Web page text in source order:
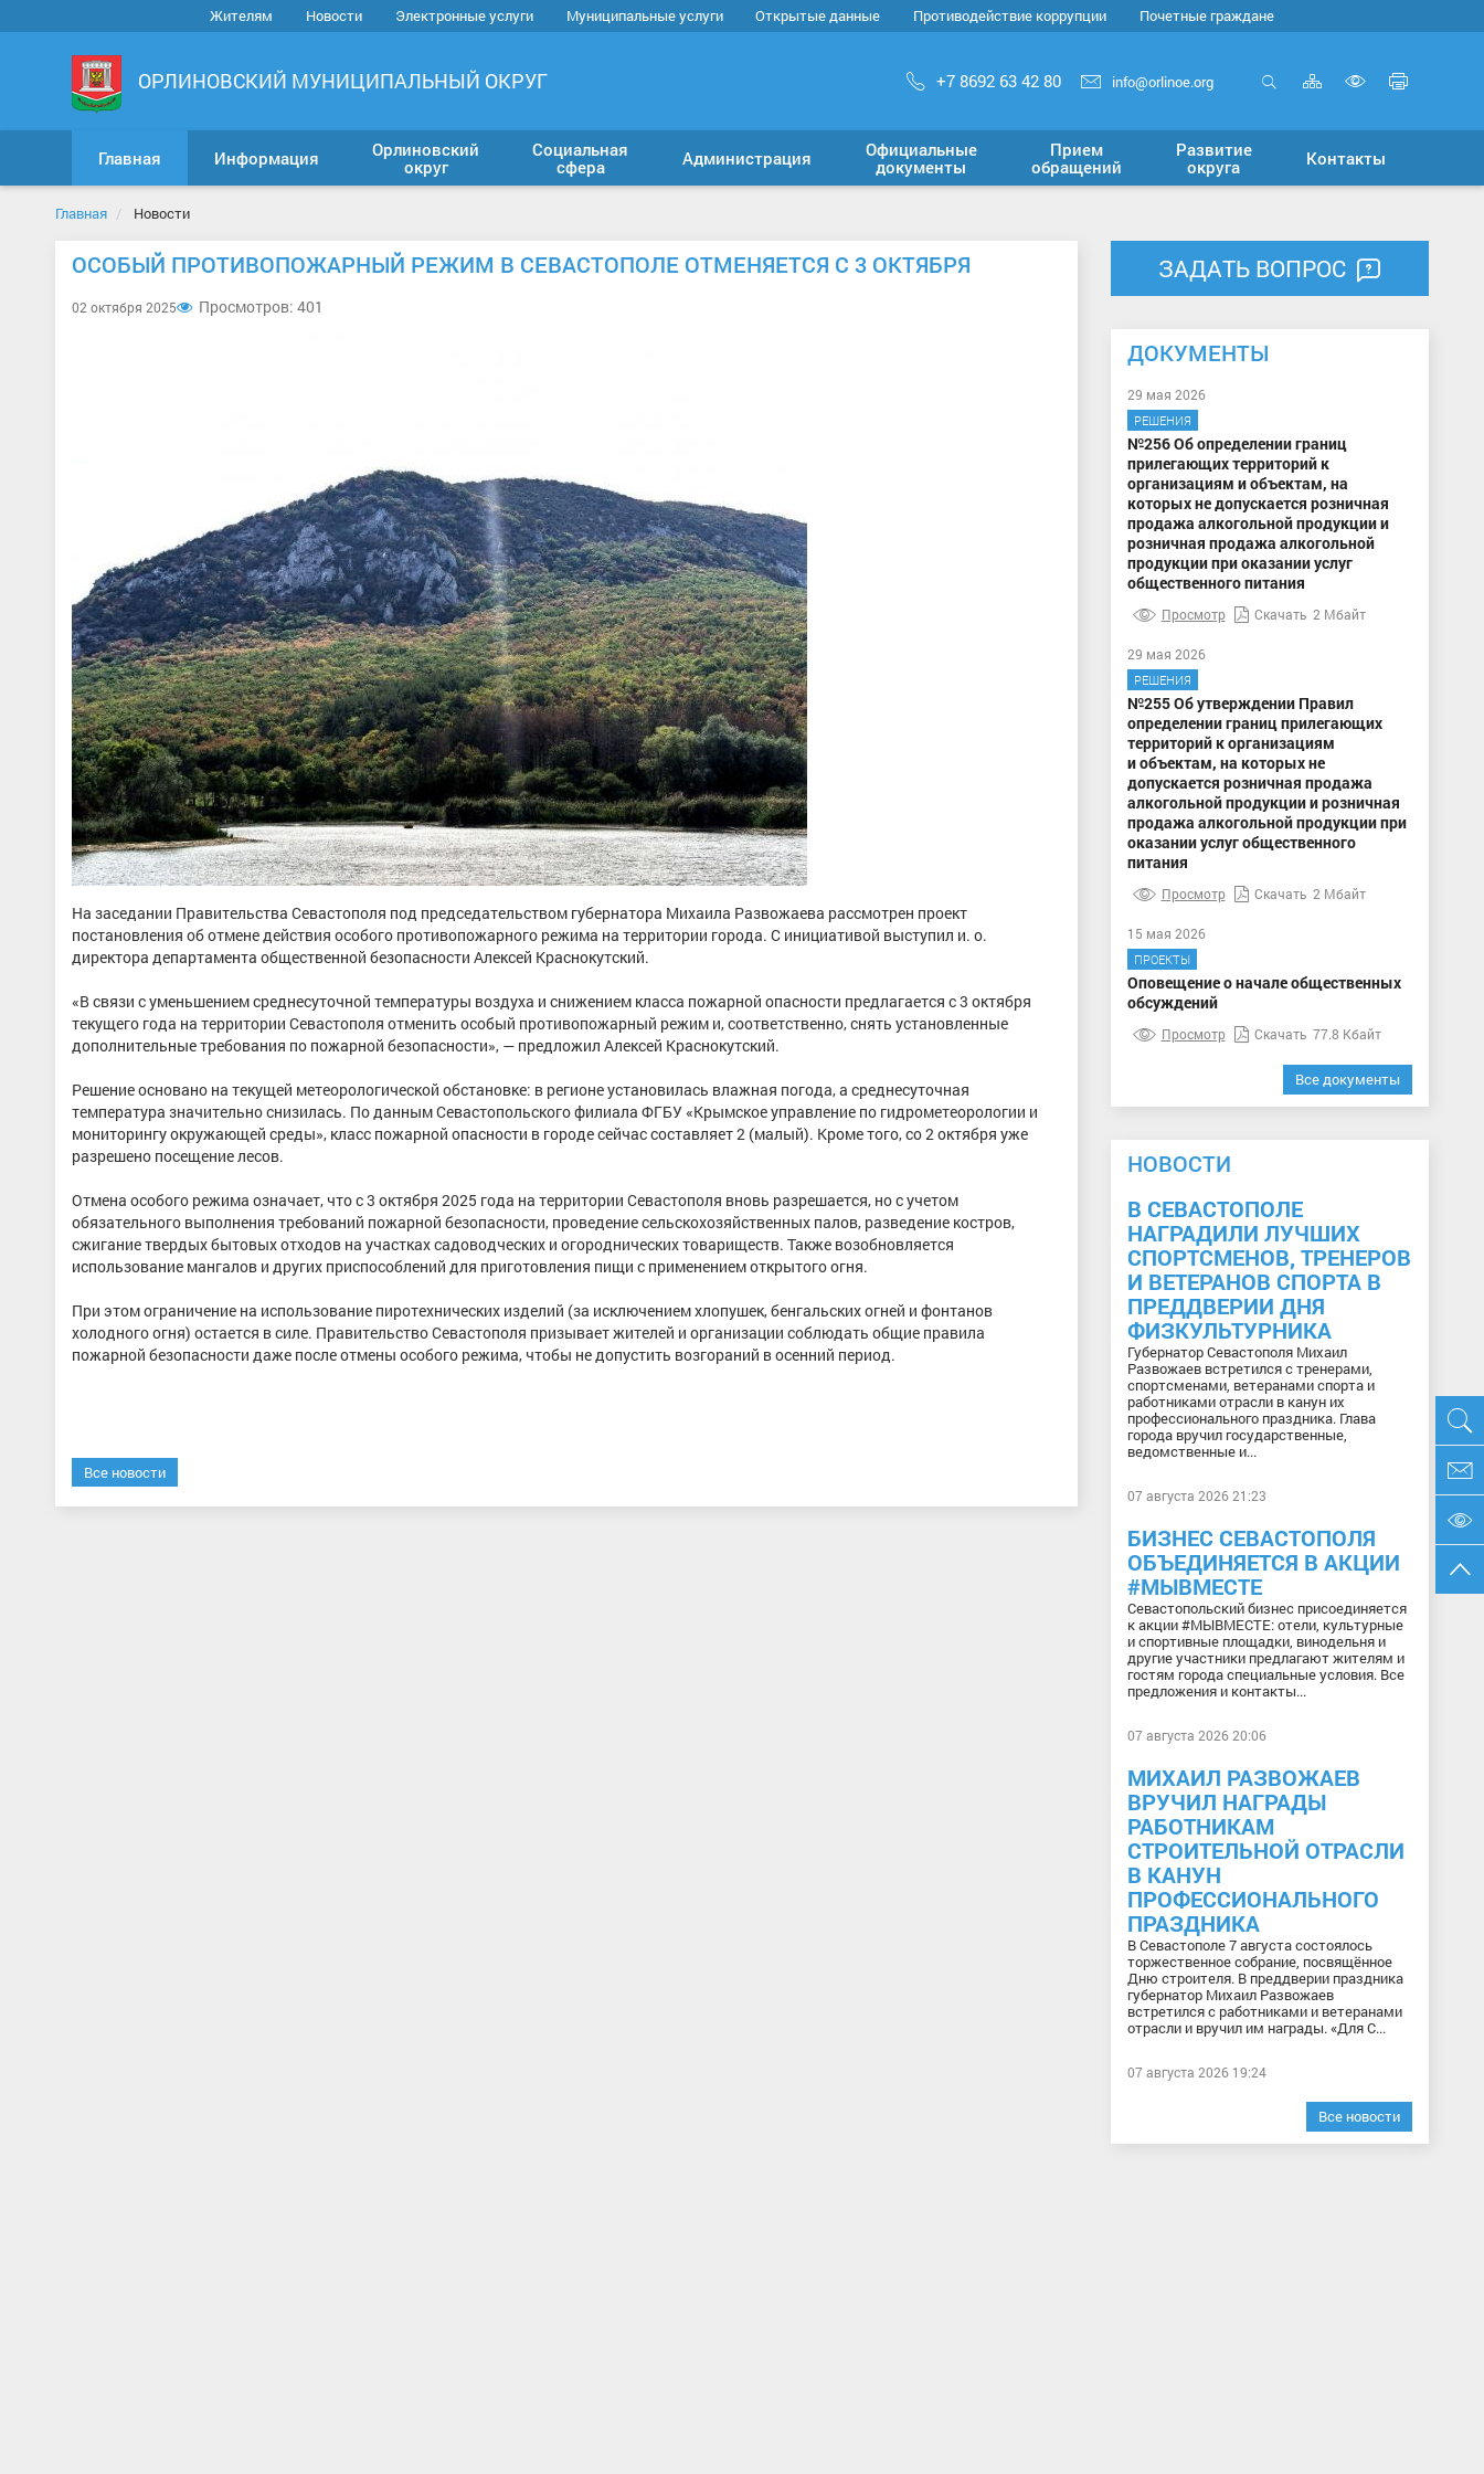
Жителям Новости Электронные услуги Муниципальные услуги Открытые данные Противодействие коррупции Почетные граждане
ОРЛИНОВСКИЙ МУНИЦИПАЛЬНЫЙ ОКРУГ +7 8692 63 42 80 info@orlinoe.org Карта
сайта
версию
для
Главная Информация
Орлиновский
округ
Социальная
сфера
Администрация
Официальные
документы
Прием
обращений
Развитие
округа
Контакты
Главная Новости
ОСОБЫЙ ПРОТИВОПОЖАРНЫЙ РЕЖИМ В СЕВАСТОПОЛЕ ОТМЕНЯЕТСЯ С 3 ОКТЯБРЯ
02 октября 2025 Просмотров: 401
На заседании Правительства Севастополя под председательством губернатора Михаила Развожаева рассмотрен проект
постановления об отмене действия особого противопожарного режима на территории города. С инициативой выступил и. о.
директора департамента общественной безопасности Алексей Краснокутский.
«В связи с уменьшением среднесуточной температуры воздуха и снижением класса пожарной опасности предлагается с 3 октября
текущего года на территории Севастополя отменить особый противопожарный режим и, соответственно, снять установленные
дополнительные требования по пожарной безопасности», — предложил Алексей Краснокутский.
Решение основано на текущей метеорологической обстановке: в регионе установилась влажная погода, а среднесуточная
температура значительно снизилась. По данным Севастопольского филиала ФГБУ «Крымское управление по гидрометеорологии и
мониторингу окружающей среды», класс пожарной опасности в городе сейчас составляет 2 (малый). Кроме того, со 2 октября уже
разрешено посещение лесов.
Отмена особого режима означает, что с 3 октября 2025 года на территории Севастополя вновь разрешается, но с учетом
обязательного выполнения требований пожарной безопасности, проведение сельскохозяйственных палов, разведение костров,
сжигание твердых бытовых отходов на участках садоводческих и огороднических товариществ. Также возобновляется
использование мангалов и других приспособлений для приготовления пищи с применением открытого огня.
При этом ограничение на использование пиротехнических изделий (за исключением хлопушек, бенгальских огней и фонтанов
холодного огня) остается в силе. Правительство Севастополя призывает жителей и организации соблюдать общие правила
пожарной безопасности даже после отмены особого режима, чтобы не допустить возгораний в осенний период.
Все новости
ЗАДАТЬ ВОПРОС
ДОКУМЕНТЫ
29 мая 2026
РЕШЕНИЯ
№256 Об определении границ
прилегающих территорий к
организациям и объектам, на
которых не допускается розничная
продажа алкогольной продукции и
розничная продажа алкогольной
продукции при оказании услуг
общественного питания
Просмотр Скачать 2 Мбайт
29 мая 2026
РЕШЕНИЯ
№255 Об утверждении Правил
определении границ прилегающих
территорий к организациям
и объектам, на которых не
допускается розничная продажа
алкогольной продукции и розничная
продажа алкогольной продукции при
оказании услуг общественного
питания
Просмотр Скачать 2 Мбайт
15 мая 2026
ПРОЕКТЫ
Оповещение о начале общественных
обсуждений
Просмотр Скачать 77.8 Кбайт
Все документы
НОВОСТИ
В СЕВАСТОПОЛЕ
НАГРАДИЛИ ЛУЧШИХ
СПОРТСМЕНОВ, ТРЕНЕРОВ
И ВЕТЕРАНОВ СПОРТА В
ПРЕДДВЕРИИ ДНЯ
ФИЗКУЛЬТУРНИКА
Губернатор Севастополя Михаил
Развожаев встретился с тренерами,
спортсменами, ветеранами спорта и
работниками отрасли в канун их
профессионального праздника. Глава
города вручил государственные,
ведомственные и...
07 августа 2026 21:23
БИЗНЕС СЕВАСТОПОЛЯ
ОБЪЕДИНЯЕТСЯ В АКЦИИ
#МЫВМЕСТЕ
Севастопольский бизнес присоединяется
к акции #МЫВМЕСТЕ: отели, культурные
и спортивные площадки, винодельня и
другие участники предлагают жителям и
гостям города специальные условия. Все
предложения и контакты...
07 августа 2026 20:06
МИХАИЛ РАЗВОЖАЕВ
ВРУЧИЛ НАГРАДЫ
РАБОТНИКАМ
СТРОИТЕЛЬНОЙ ОТРАСЛИ
В КАНУН
ПРОФЕССИОНАЛЬНОГО
ПРАЗДНИКА
В Севастополе 7 августа состоялось
торжественное собрание, посвящённое
Дню строителя. В преддверии праздника
губернатор Михаил Развожаев
встретился с работниками и ветеранами
отрасли и вручил им награды. «Для С...
07 августа 2026 19:24
Все новости